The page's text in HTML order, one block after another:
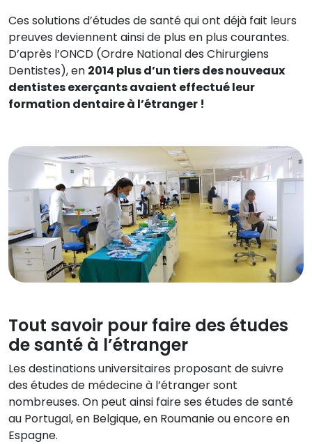
Ces solutions d’études de santé qui ont déjà fait leurs
preuves deviennent ainsi de plus en plus courantes.
D’après l’ONCD (Ordre National des Chirurgiens
Dentistes), en 2014 plus d’un tiers des nouveaux
dentistes exerçants avaient effectué leur
formation dentaire à l’étranger !
Tout savoir pour faire des études
de santé à l’étranger
Les destinations universitaires proposant de suivre
des études de médecine à l’étranger sont
nombreuses. On peut ainsi faire ses études de santé
au Portugal, en Belgique, en Roumanie ou encore en
Espagne.